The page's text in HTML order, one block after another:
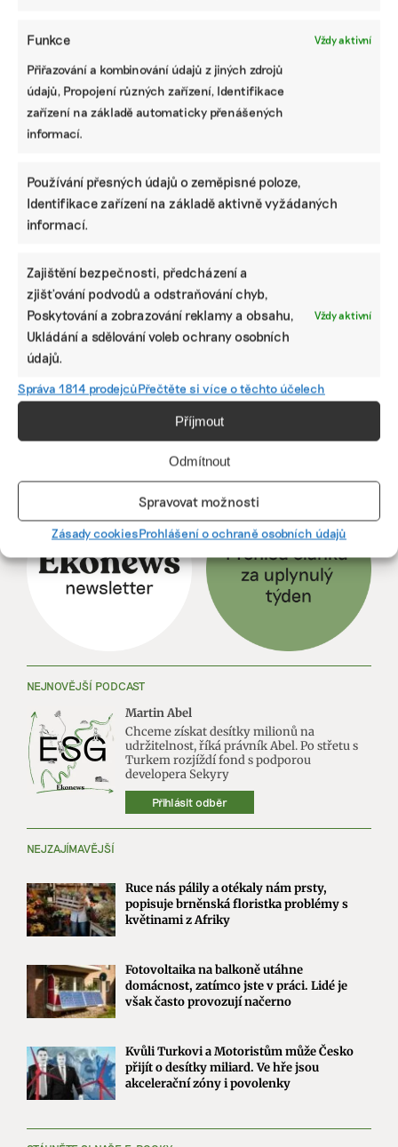
Funkce Vždy aktivní
Přiřazování a kombinování údajů z jiných zdrojů
údajů, Propojení různých zařízení, Identifikace
zařízení na základě automaticky přenášených
informací.
Používání přesných údajů o zeměpisné poloze,
Identifikace zařízení na základě aktivně vyžádaných
informací.
Zajištění bezpečnosti, předcházení a
zjišťování podvodů a odstraňování chyb,
Poskytování a zobrazování reklamy a obsahu,
Ukládání a sdělování voleb ochrany osobních
údajů.
Vždy aktivní
Správa 1814 prodejcůPřečtěte si více o těchto účelech
Příjmout
Odmítnout
Spravovat možnosti
Zásady cookiesProhlášení o ochraně osobních údajů
PODOBNÉ PŘÍSPĚVKY
Udržitelnost,
umění i
komunitní
se to také tebe
v Uherském
Hradišti
startuje tento
týden
Konference
SustainSport
životnímu
prostředí
Jak přestat
hrát ruletu s
ODEBÍREJTE NÁŠ NEWSLETTER
NEJNOVĚJŠÍ PODCAST
Martin Abel
Chceme získat desítky milionů na
udržitelnost, říká právník Abel. Po střetu s
Turkem rozjíždí fond s podporou
developera Sekyry
Přihlásit odběr
NEJZAJÍMAVĚJŠÍ
Ruce nás pálily a otékaly nám prsty,
popisuje brněnská floristka problémy s
květinami z Afriky
Fotovoltaika na balkoně utáhne
domácnost, zatímco jste v práci. Lidé je
však často provozují načerno
Kvůli Turkovi a Motoristům může Česko
přijít o desítky miliard. Ve hře jsou
akcelerační zóny i povolenky